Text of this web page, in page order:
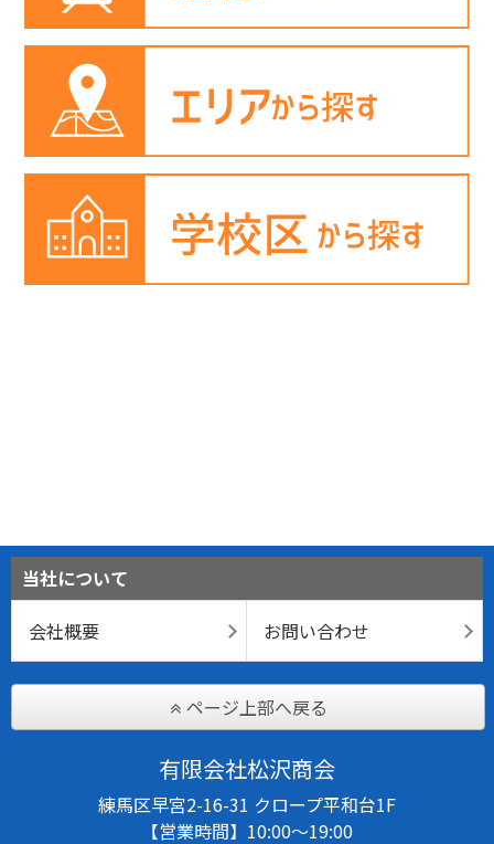
当社について
会社概要
お問い合わせ
ページ上部へ戻る
有限会社松沢商会
練馬区早宮2-16-31 クロープ平和台1F
【営業時間】10:00～19:00